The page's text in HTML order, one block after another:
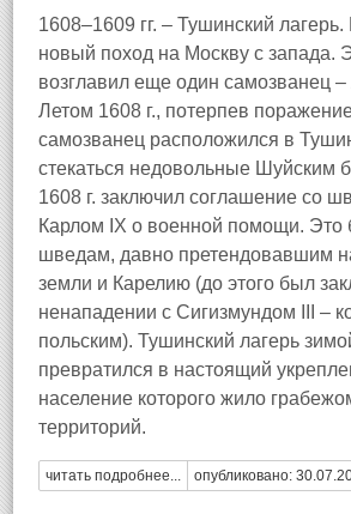
1608–1609 гг. – Тушинский лагерь.
новый поход на Москву с запада.
возглавил еще один самозванец
Летом 1608 г., потерпев
самозванец расположился в
стекаться недовольные Шуйским
1608 г. заключил соглашение со
Карлом IX о военной помощи. Это
шведам, давно претендовавшим
земли и Карелию (до этого был
ненападении с Сигизмундом III –
польским). Тушинский лагерь
превратился в настоящий
население которого жило
территорий.
читать подробнее... опубликовано: